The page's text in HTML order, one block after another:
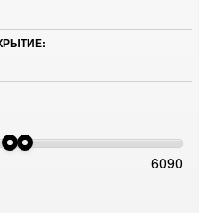
6090